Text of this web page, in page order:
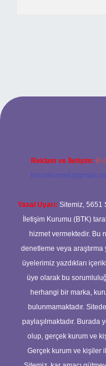
giriş
Reklam ve İletişim: E-
Yasal Uyarı: Sitemiz, 5651
İletişim Kurumu (BTK)
hizmet vermektedir. Bu
denetleme veya
üyelerimiz yazdıkları
üye olarak bu
herhangi bir marka,
bulunmamaktadır.
paylaşılmaktadır. Burada
olup, gerçek kurum ve
Gerçek kurum ve kişiler